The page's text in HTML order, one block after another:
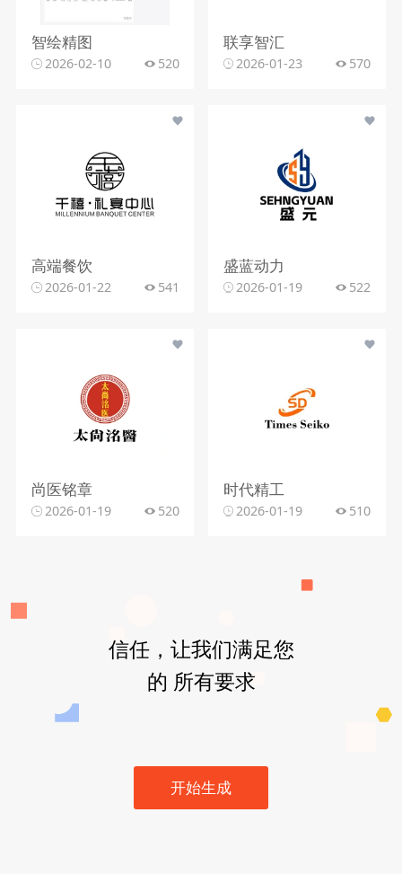
智绘精图
2026-02-10 520
联享智汇
2026-01-23 570
高端餐饮
2026-01-22 541
盛蓝动力
2026-01-19 522
尚医铭章
2026-01-19 520
时代精工
2026-01-19 510
信任，让我们满足您
的 所有要求
开始生成